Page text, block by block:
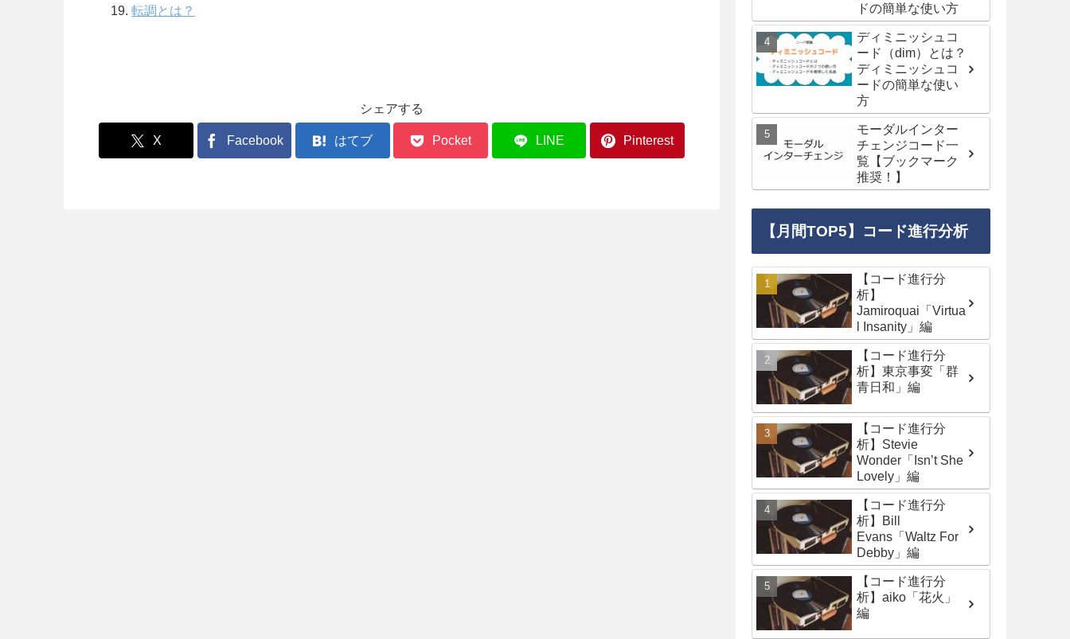
転調とは？
シェアする
X Facebook はてブ Pocket LINE Pinterest
ドの簡単な使い方
ディミニッシュコ
ード（dim）とは？
ディミニッシュコ
ードの簡単な使い
方
モーダルインター
チェンジコード一
覧【ブックマーク
推奨！】
【月間TOP5】コード進行分析
【コード進行分
析】
Jamiroquai「Virtua
l Insanity」編
【コード進行分
析】東京事変「群
青日和」編
【コード進行分
析】Stevie
Wonder「Isn’t She
Lovely」編
【コード進行分
析】Bill
Evans「Waltz For
Debby」編
【コード進行分
析】aiko「花火」
編